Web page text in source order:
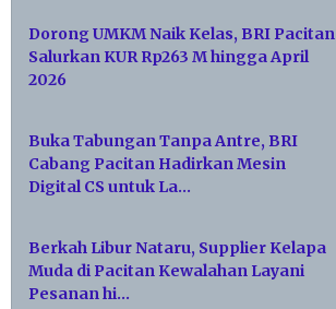
Dorong UMKM Naik Kelas, BRI Pacitan
Salurkan KUR Rp263 M hingga April
2026
Buka Tabungan Tanpa Antre, BRI
Cabang Pacitan Hadirkan Mesin
Digital CS untuk La…
Berkah Libur Nataru, Supplier Kelapa
Muda di Pacitan Kewalahan Layani
Pesanan hi…